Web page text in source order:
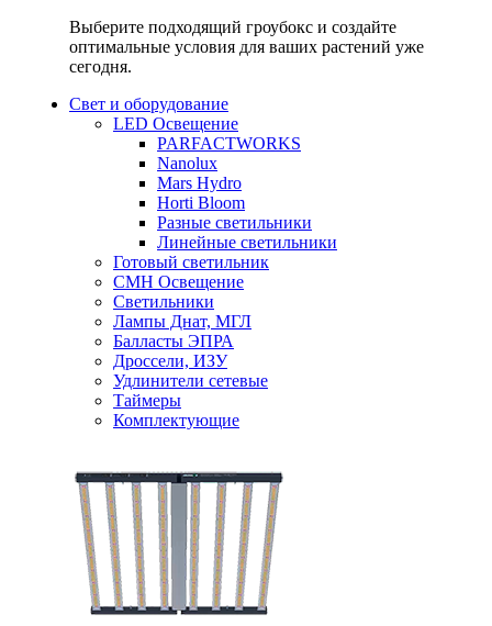
Выберите подходящий гроубокс и создайте
оптимальные условия для ваших растений уже
сегодня.
Свет и оборудование
LED Освещение
PARFACTWORKS
Nanolux
Mars Hydro
Horti Bloom
Разные светильники
Линейные светильники
Готовый светильник
CMH Освещение
Светильники
Лампы Днат, МГЛ
Балласты ЭПРА
Дроссели, ИЗУ
Удлинители сетевые
Таймеры
Комплектующие